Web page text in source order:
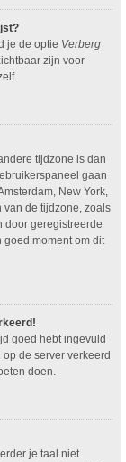
je de optie Verberg
zijn voor
tijdzone is dan
gaan
New York,
van de tijdzone, zoals
door geregistreerde
goed moment om dit
goed hebt ingevuld
de server verkeerd
doen.
je taal niet